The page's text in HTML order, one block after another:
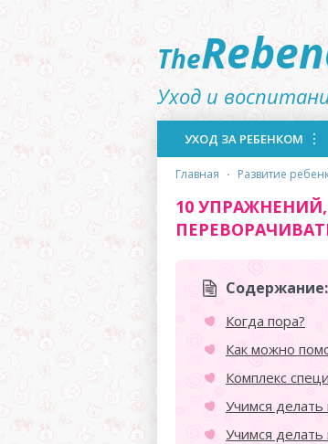
The
Уход и
УХОД ЗА РЕБЕНКОМ
главная · развитие
10
Содержание:
Когда пора?
Как можно
Комплекс
Учимся
Учимся делать